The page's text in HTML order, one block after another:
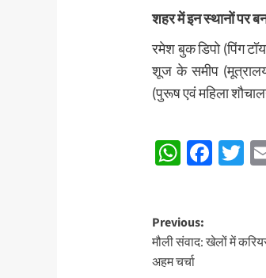
शहर में इन स्थानों पर
रमेश बुक डिपो (पिंग
शूज के समीप
(पुरूष एवं महिला
Post
Navigation
Post
navigation
Previous:
मौली संवाद: खेलों में
अहम चर्चा